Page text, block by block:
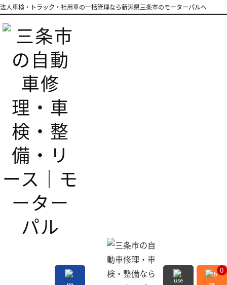
法人車検・トラック・社用車の一括管理なら新潟県三条市のモーターパルへ
0